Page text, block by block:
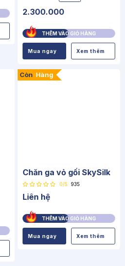
2.300.000
THÊM VÀO GIỎ HÀNG
Mua ngay Xem thêm
Còn Hàng
Chăn ga vỏ gối SkySilk
0/5 935
Liên hệ
THÊM VÀO GIỎ HÀNG
Mua ngay Xem thêm